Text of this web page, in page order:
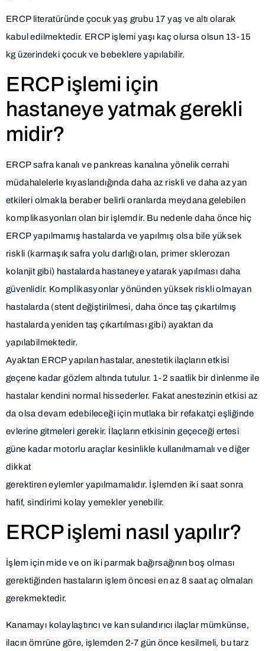
ERCP literatüründe çocuk yaş grubu 17 yaş ve altı olarak
kabul edilmektedir. ERCP işlemi yaşı kaç olursa olsun 13-15
kg üzerindeki çocuk ve bebeklere yapılabilir.
ERCP işlemi için
hastaneye yatmak gerekli
midir?
ERCP safra kanalı ve pankreas kanalına yönelik cerrahi
müdahalelerle kıyaslandığında daha az riskli ve daha az yan
etkileri olmakla beraber belirli oranlarda meydana gelebilen
komplikasyonları olan bir işlemdir. Bu nedenle daha önce hiç
ERCP yapılmamış hastalarda ve yapılmış olsa bile yüksek
riskli (karmaşık safra yolu darlığı olan, primer sklerozan
kolanjit gibi) hastalarda hastaneye yatarak yapılması daha
güvenlidir. Komplikasyonlar yönünden yüksek riskli olmayan
hastalarda (stent değiştirilmesi, daha önce taş çıkartılmış
hastalarda yeniden taş çıkartılması gibi) ayaktan da
yapılabilmektedir.
Ayaktan ERCP yapılan hastalar, anestetik ilaçların etkisi
geçene kadar gözlem altında tutulur. 1-2 saatlik bir dinlenme ile
hastalar kendini normal hissederler. Fakat anestezinin etkisi az
da olsa devam edebileceği için mutlaka bir refakatçi eşliğinde
evlerine gitmeleri gerekir. İlaçların etkisinin geçeceği ertesi
güne kadar motorlu araçlar kesinlikle kullanılmamalı ve diğer
dikkat
gerektiren eylemler yapılmamalıdır. İşlemden iki saat sonra
hafif, sindirimi kolay yemekler yenebilir.
ERCP işlemi nasıl yapılır?
İşlem için mide ve on iki parmak bağırsağının boş olması
gerektiğinden hastaların işlem öncesi en az 8 saat aç olmaları
gerekmektedir.
Kanamayı kolaylaştırıcı ve kan sulandırıcı ilaçlar mümkünse,
ilacın ömrüne göre, işlemden 2-7 gün önce kesilmeli, bu tarz